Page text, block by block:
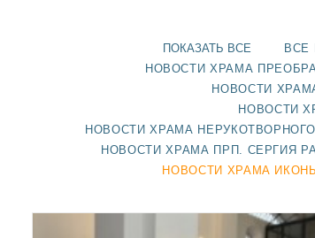
ПОКАЗАТЬ ВСЕ ВСЕ
НОВОСТИ ХРАМА
НОВОСТИ
НОВОСТИ
НОВОСТИ ХРАМА
НОВОСТИ ХРАМА ПРП. СЕРГИЯ
НОВОСТИ ХРАМА